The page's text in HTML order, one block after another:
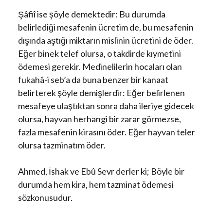
Şâfiî ise şöyle demektedir: Bu durumda
belirlediği mesafenin ücretim de, bu mesafenin
dışında aştığı miktarın mislinin ücretini de öder.
Eğer binek telef olursa, o takdirde kıymetini
ödemesi gerekir. Medinelilerin hocaları olan
fukahâ-i seb’a da buna benzer bir kanaat
belirterek şöyle demişlerdir: Eğer belirlenen
mesafeye ulaştıktan sonra daha ileriye gidecek
olursa, hayvan herhangi bir zarar görmezse,
fazla mesafenin kirasını öder. Eğer hayvan teler
olursa tazminatım öder.
Ahmed, İshak ve Ebû Sevr derler ki; Böyle bir
durumda hem kira, hem tazminat ödemesi
sözkonusudur.